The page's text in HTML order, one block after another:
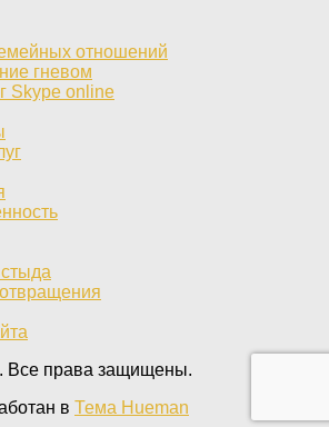
отношений
гневом
Skype online
Все права защищены.
в Тема Hueman